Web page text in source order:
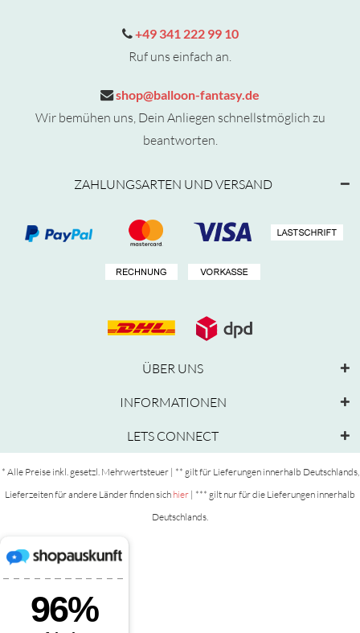
+49 341 222 99 10
Ruf uns einfach an.
shop@balloon-fantasy.de
Wir bemühen uns, Dein Anliegen schnellstmöglich zu
beantworten.
ZAHLUNGSARTEN UND VERSAND
ÜBER UNS
INFORMATIONEN
LETS CONNECT
* Alle Preise inkl. gesetzl. Mehrwertsteuer | ** gilt für Lieferungen innerhalb Deutschlands,
Lieferzeiten für andere Länder finden sich hier | *** gilt nur für die Lieferungen innerhalb
Deutschlands.